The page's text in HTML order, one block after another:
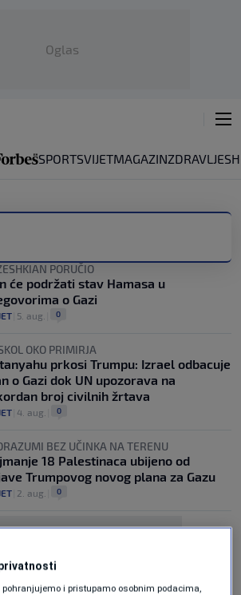
Oglas
SPORTSVIJETMAGAZINZDRAVLJE
PORUČIO
će podržati stav Hamasa u
o Gazi
5. aug. 0
OKO PRIMIRJA
prkosi Trumpu: Izrael odbacuje
o Gazi dok UN upozorava na
broj civilnih žrtava
4. aug. 0
BEZ UČINKA NA TERENU
18 Palestinaca ubijeno od
Trumpovog novog plana za Gazu
2. aug. 0
pohranjujemo i pristupamo osobnim podacima,